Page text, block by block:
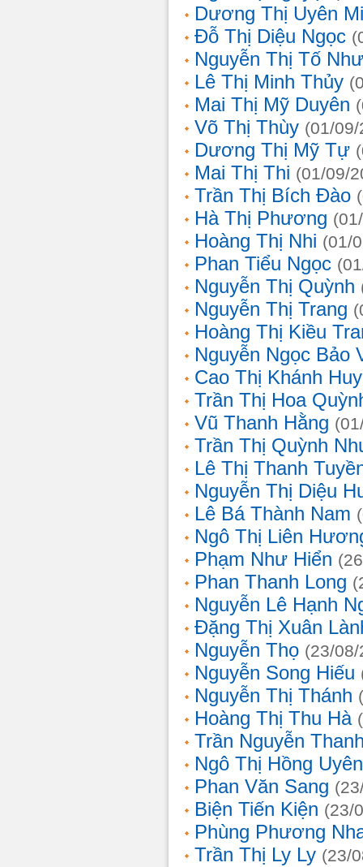
Dương Thị Uyên Mi
Đỗ Thị Diệu Ngọc
Nguyễn Thị Tố Như
Lê Thị Minh Thủy
Mai Thị Mỹ Duyên
Võ Thị Thùy (01/
Dương Thị Mỹ Tự
Mai Thị Thi (01/09/
Trần Thị Bích Đào
Hà Thị Phương
Hoàng Thị Nhi (01/
Phan Tiểu Ngọc
Nguyễn Thị Quỳnh
Nguyễn Thị Trang
Hoàng Thị Kiều
Nguyễn Ngọc Bảo
Cao Thị Khánh
Trần Thị Hoa
Vũ Thanh Hằng
Trần Thị Quỳnh
Lê Thị Thanh
Nguyễn Thị Diệu
Lê Bá Thành Nam
Ngô Thị Liên
Phạm Như Hiển
Phan Thanh Long
Nguyễn Lê Hạnh
Đặng Thị Xuân
Nguyễn Thọ (23/
Nguyễn Song Hiếu
Nguyễn Thị Thánh
Hoàng Thị Thu Hà
Trần Nguyễn
Ngô Thị Hồng Uyên
Phan Văn Sang
Biện Tiến Kiện (23/
Phùng Phương
Trần Thị Ly Ly (23/